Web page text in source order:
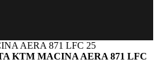
KTM MACINA AERA 871 LFC